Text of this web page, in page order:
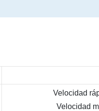
Velocidad
Velocidad